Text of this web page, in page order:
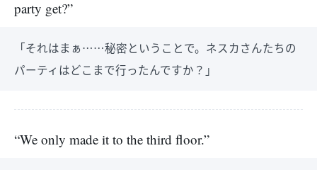
party get?”
「それはまぁ……秘密ということで。ネスカさんたちの
パーティはどこまで行ったんですか？」
“We only made it to the third floor.”